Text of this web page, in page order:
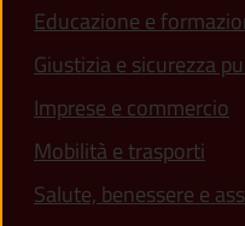
Educazione e
Giustizia e sicurezza
Imprese e commercio
Mobilità e trasporti
Salute, benessere e